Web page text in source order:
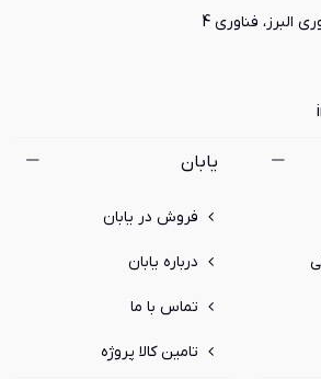
البرز، فناوری 4
یابان
فروش در یابان
درباره یابان
تماس با ما
تامین کالا پروژه